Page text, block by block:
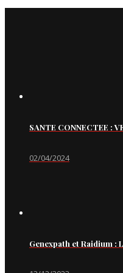
SANTE CONNECTEE :
02/04/2024
Genexpath et Raidium :